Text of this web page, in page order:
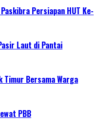
Persiapan HUT Ke-
Laut di Pantai
Timur Bersama Warga
PBB